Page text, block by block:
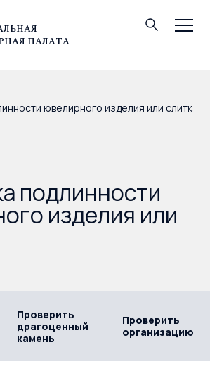
ПАЛАТА
палата, 2026
ювелирного изделия или слитка
подлинности
изделия или
Проверить
драгоценный
камень
Проверить
организацию